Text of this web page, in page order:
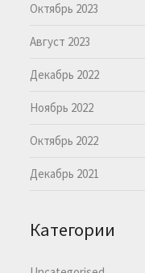
Октябрь 2023
Август 2023
Декабрь 2022
Ноябрь 2022
Октябрь 2022
Декабрь 2021
Категории